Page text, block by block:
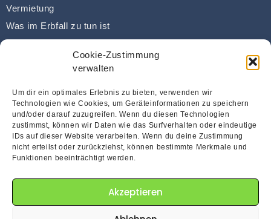
Cookie-Zustimmung
verwalten
Um dir ein optimales Erlebnis zu bieten, verwenden wir
Technologien wie Cookies, um Geräteinformationen zu speichern
und/oder darauf zuzugreifen. Wenn du diesen Technologien
zustimmst, können wir Daten wie das Surfverhalten oder eindeutige
IDs auf dieser Website verarbeiten. Wenn du deine Zustimmung
nicht erteilst oder zurückziehst, können bestimmte Merkmale und
Funktionen beeinträchtigt werden.
Akzeptieren
Vermietung
Was im Erbfall zu tun ist
Was passiert im Scheidungsfall?
Finanzierung
Kontaktieren Sie uns!
info@immobilien-foerster.com
Pforzheim